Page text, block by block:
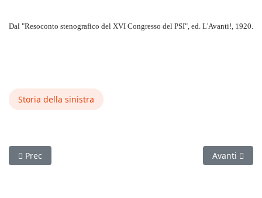
Dal "Resoconto stenografico del XVI Congresso del PSI", ed. L'Avanti!, 1920.
Storia della sinistra
Articolo precedente: Tesi della III Internazionale sulle
Prec Articolo
Avanti